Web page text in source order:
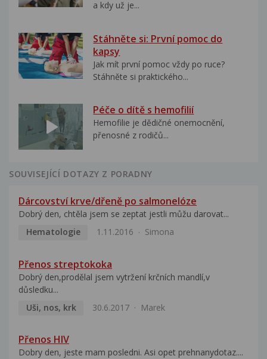
a kdy už je...
Stáhněte si: První pomoc do
kapsy
Jak mít první pomoc vždy po ruce?
Stáhněte si praktického...
Péče o dítě s hemofilií
Hemofilie je dědičné onemocnění,
přenosné z rodičů...
SOUVISEJÍCÍ DOTAZY Z PORADNY
Dárcovství krve/dřeně po salmonelóze
Dobrý den, chtěla jsem se zeptat jestli můžu darovat...
Hematologie
1.11.2016 Simona
Přenos streptokoka
Dobrý den,prodělal jsem vytržení krčních mandlí,v
důsledku...
Uši, nos, krk
30.6.2017 Marek
Přenos HIV
Dobry den, jeste mam posledni. Asi opet prehnanydotaz....